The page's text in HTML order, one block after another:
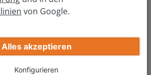
von Google.
Alles akzeptieren
Konfigurieren